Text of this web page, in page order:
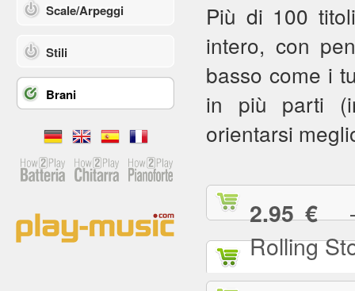
Scale/Arpeggi
Stili
Brani
Più di 100
intero, con
basso come i
in più parti
orientarsi
2.95 €—
Rolling